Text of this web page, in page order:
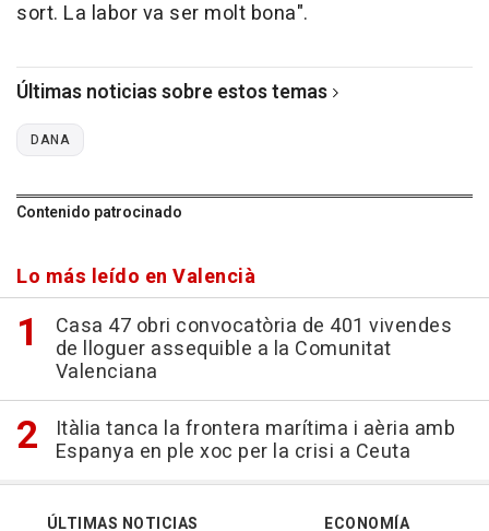
sort. La labor va ser molt bona".
Últimas noticias sobre estos temas
DANA
Contenido patrocinado
Lo más leído en Valencià
Casa 47 obri convocatòria de 401 vivendes
de lloguer assequible a la Comunitat
Valenciana
Itàlia tanca la frontera marítima i aèria amb
Espanya en ple xoc per la crisi a Ceuta
ÚLTIMAS NOTICIAS
ECONOMÍA